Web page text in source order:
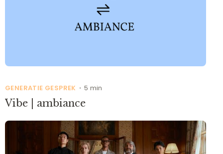
GENERATIE GESPREK • 5 min
Vibe | ambiance